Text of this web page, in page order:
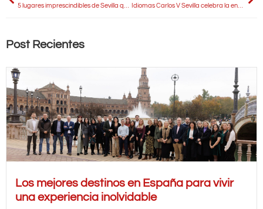
Idiomas Carlos V Sevilla celebra la entrega de premios del I Concurso Internacional de Español “Memoria de un aniversario”
Post Recientes
Los mejores destinos en España para vivir
una experiencia inolvidable